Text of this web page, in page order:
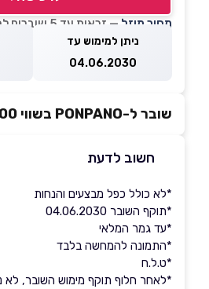
מחיר מוזל — זכאות עד 5 שוברים לחודש קלנדרי
ניתן למימוש עד
04.06.2030
שובר ל-PONPANO בשווי ₪200
חשוב לדעת
*לא כולל כפל מבצעים והנחות
*תוקף השובר 04.06.2030
*עד גמר המלאי
*התמונה להמחשה בלבד
*ט.ל.ח
*לאחר חלוף תוקף מימוש השובר, לא